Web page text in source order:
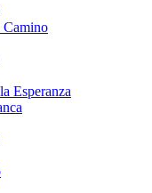
Camino
Esperanza